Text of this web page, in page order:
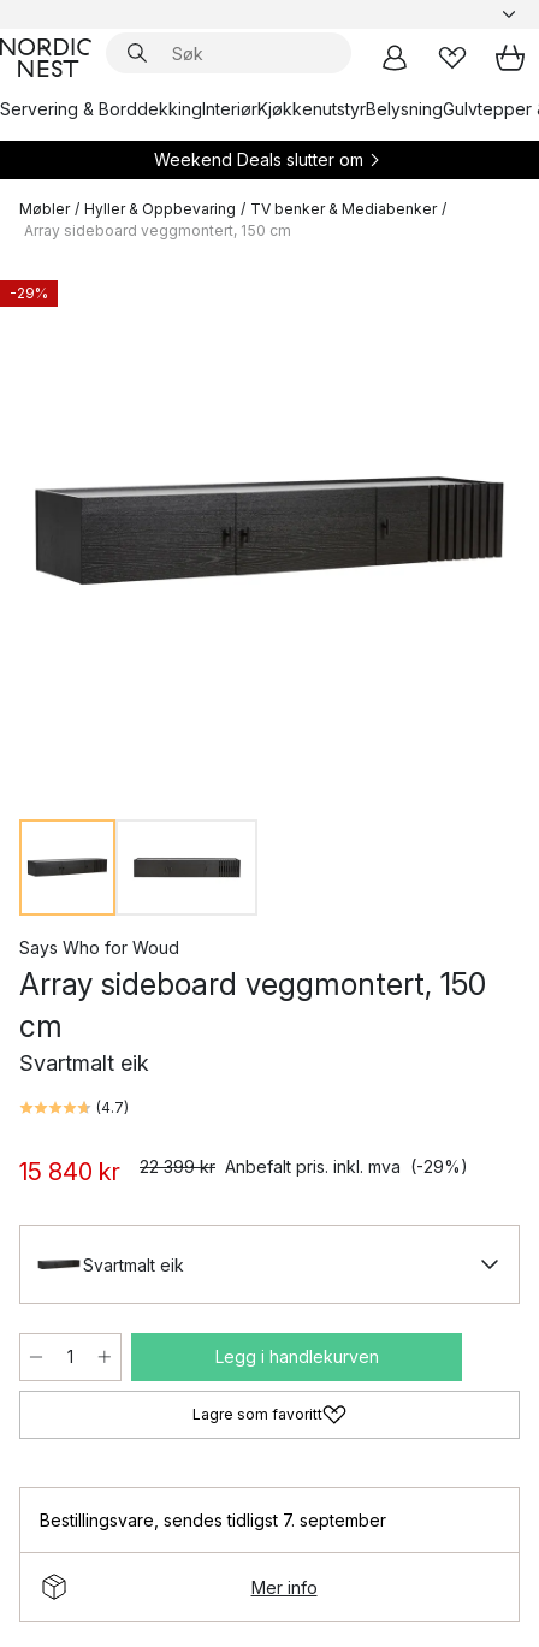
Servering & BorddekkingInteriørKjøkkenutstyrBelysningGulvtepper
Weekend Deals slutter om
Møbler / Hyller & Oppbevaring / TV benker & Mediabenker /
Array sideboard veggmontert, 150 cm
-29%
Says Who for Woud
Array sideboard veggmontert, 150
cm
Svartmalt eik
(4.7)
15 840 kr 22 399 kr Anbefalt pris. inkl. mva (-29%)
Svartmalt eik
Legg i handlekurven
Lagre som favoritt
Bestillingsvare sendes tidligst 7. september
Mer info